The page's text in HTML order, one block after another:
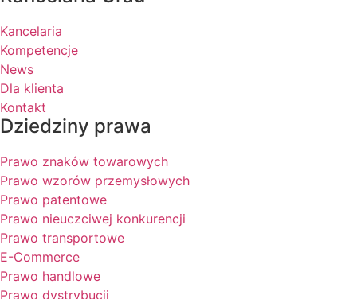
Kancelaria
Kompetencje
News
Dla klienta
Kontakt
Dziedziny prawa
Prawo znaków towarowych
Prawo wzorów przemysłowych
Prawo patentowe
Prawo nieuczciwej konkurencji
Prawo transportowe
E-Commerce
Prawo handlowe
Prawo dystrybucji